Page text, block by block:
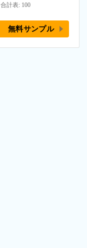
合計表: 100
無料サンプル